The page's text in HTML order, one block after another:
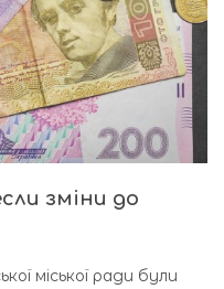
зміни до
міської ради були